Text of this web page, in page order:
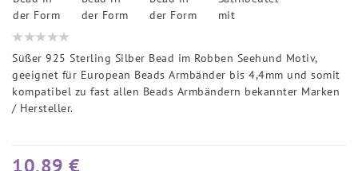
Süßer 925 Sterling Silber Bead im Robben Seehund Motiv,
geeignet für European Beads Armbänder bis 4,4mm und somit
kompatibel zu fast allen Beads Armbändern bekannter Marken
/ Hersteller.
10,89 €